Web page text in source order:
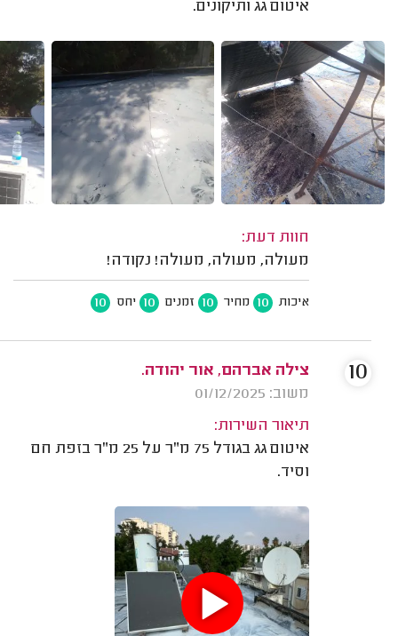
איטום גג ותיקונים.
חוות דעת:
מעולה, מעולה, מעולה! נקודה!
איכות 10 מחיר 10 זמנים 10 יחס 10
צילה אברהם, אור יהודה.
משוב: 01/12/2025
תיאור השירות:
איטום גג בגודל 75 מ"ר על 25 מ"ר בזפת חם
וסיד.
10